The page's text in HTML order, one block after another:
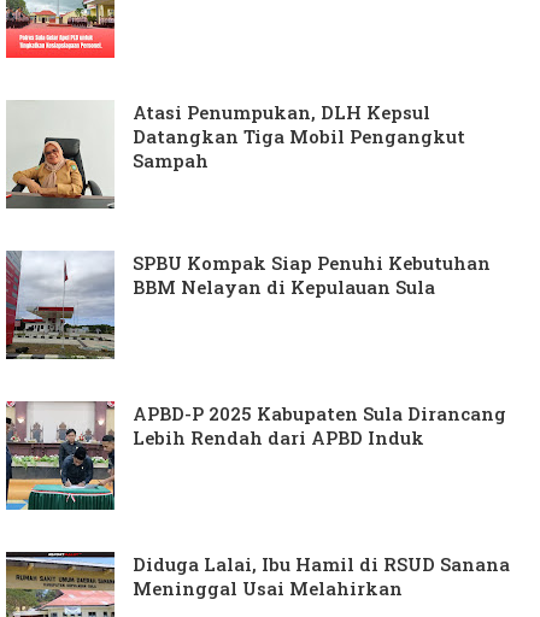
Atasi Penumpukan, DLH Kepsul
Datangkan Tiga Mobil Pengangkut
Sampah
SPBU Kompak Siap Penuhi Kebutuhan
BBM Nelayan di Kepulauan Sula
APBD-P 2025 Kabupaten Sula Dirancang
Lebih Rendah dari APBD Induk
Diduga Lalai, Ibu Hamil di RSUD Sanana
Meninggal Usai Melahirkan